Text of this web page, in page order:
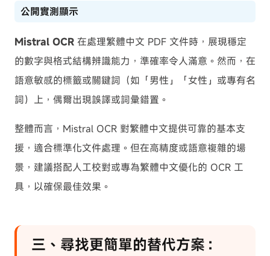
公開實測顯示
Mistral OCR 在處理繁體中文 PDF 文件時，展現穩定
的數字與格式結構辨識能力，準確率令人滿意。然而，在
語意敏感的標籤或關鍵詞（如「男性」「女性」或專有名
詞）上，偶爾出現誤譯或詞彙錯置。
整體而言，Mistral OCR 對繁體中文提供可靠的基本支
援，適合標準化文件處理。但在高精度或語意複雜的場
景，建議搭配人工校對或專為繁體中文優化的 OCR 工
具，以確保最佳效果。
三、尋找更簡單的替代方案：